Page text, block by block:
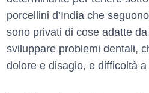
porcellini d’India che
sono privati di cose adatte
sviluppare problemi dentali,
dolore e disagio, e difficoltà